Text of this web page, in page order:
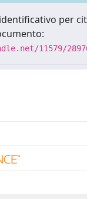
per
11579/